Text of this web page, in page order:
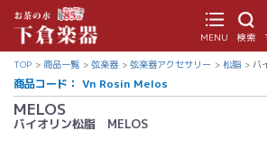
MENU 検索
TOP 商品一覧 弦楽器 弦楽器アクセサリー 松脂 バ
商品コード： Vn Rosin Melos
MELOS
バイオリン松脂 MELOS